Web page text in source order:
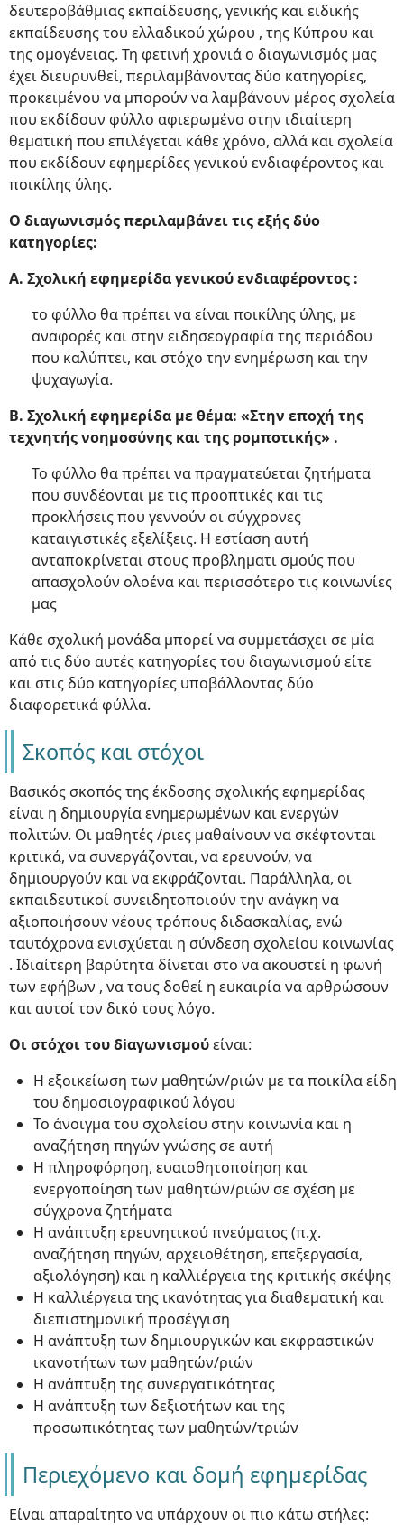
δευτεροβάθμιας εκπαίδευσης, γενικής και ειδικής
εκπαίδευσης του ελλαδικού χώρου , της Κύπρου και
της ομογένειας. Τη φετινή χρονιά ο διαγωνισμός μας
έχει διευρυνθεί, περιλαμβάνοντας δύο κατηγορίες,
προκειμένου να μπορούν να λαμβάνουν μέρος σχολεία
που εκδίδουν φύλλο αφιερωμένο στην ιδιαίτερη
θεματική που επιλέγεται κάθε χρόνο, αλλά και σχολεία
που εκδίδουν εφημερίδες γενικού ενδιαφέροντος και
ποικίλης ύλης.
Ο διαγωνισμός περιλαμβάνει τις εξής δύο
κατηγορίες:
Α. Σχολική εφημερίδα γενικού ενδιαφέροντος :
το φύλλο θα πρέπει να είναι ποικίλης ύλης, με
αναφορές και στην ειδησεογραφία της περιόδου
που καλύπτει, και στόχο την ενημέρωση και την
ψυχαγωγία.
Β. Σχολική εφημερίδα με θέμα: «Στην εποχή της
τεχνητής νοημοσύνης και της ρομποτικής» .
Το φύλλο θα πρέπει να πραγματεύεται ζητήματα
που συνδέονται με τις προοπτικές και τις
προκλήσεις που γεννούν οι σύγχρονες
καταιγιστικές εξελίξεις. Η εστίαση αυτή
ανταποκρίνεται στους προβληματι σμούς που
απασχολούν ολοένα και περισσότερο τις κοινωνίες
μας
Κάθε σχολική μονάδα μπορεί να συμμετάσχει σε μία
από τις δύο αυτές κατηγορίες του διαγωνισμού είτε
και στις δύο κατηγορίες υποβάλλοντας δύο
διαφορετικά φύλλα.
Σκοπός και στόχοι
Βασικός σκοπός της έκδοσης σχολικής εφημερίδας
είναι η δημιουργία ενημερωμένων και ενεργών
πολιτών. Οι μαθητές /ριες μαθαίνουν να σκέφτονται
κριτικά, να συνεργάζονται, να ερευνούν, να
δημιουργούν και να εκφράζονται. Παράλληλα, οι
εκπαιδευτικοί συνειδητοποιούν την ανάγκη να
αξιοποιήσουν νέους τρόπους διδασκαλίας, ενώ
ταυτόχρονα ενισχύεται η σύνδεση σχολείου κοινωνίας
. Ιδιαίτερη βαρύτητα δίνεται στο να ακουστεί η φωνή
των εφήβων , να τους δοθεί η ευκαιρία να αρθρώσουν
και αυτοί τον δικό τους λόγο.
Οι στόχοι του δiαγωνισμούείναι:
Η εξοικείωση των μαθητών/ριών με τα ποικίλα είδη
του δημοσιογραφικού λόγου
Το άνοιγμα του σχολείου στην κοινωνία και η
αναζήτηση πηγών γνώσης σε αυτή
Η πληροφόρηση, ευαισθητοποίηση και
ενεργοποίηση των μαθητών/ριών σε σχέση με
σύγχρονα ζητήματα
Η ανάπτυξη ερευνητικού πνεύματος (π.χ.
αναζήτηση πηγών, αρχειοθέτηση, επεξεργασία,
αξιολόγηση) και η καλλιέργεια της κριτικής σκέψης
Η καλλιέργεια της ικανότητας για διαθεματική και
διεπιστημονική προσέγγιση
Η ανάπτυξη των δημιουργικών και εκφραστικών
ικανοτήτων των μαθητών/ριών
Η ανάπτυξη της συνεργατικότητας
Η ανάπτυξη των δεξιοτήτων και της
προσωπικότητας των μαθητών/τριών
Περιεχόμενο και δομή εφημερίδας
Είναι απαραίτητο να υπάρχουν οι πιο κάτω στήλες: